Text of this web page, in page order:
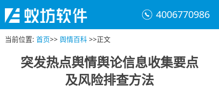
4006770986
当前位置: 首页>> 舆情百科 >>正文
突发热点舆情舆论信息收集要点
及风险排查方法